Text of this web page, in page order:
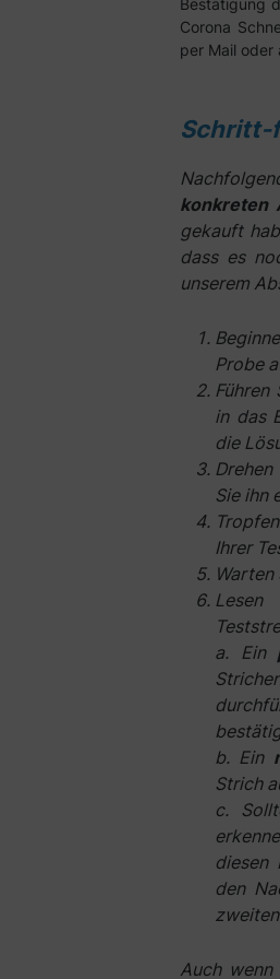
Bestätigung
Corona
per Mail oder
Schritt-
konkreten
gekauft
dass es
unserem
Probe
Führen
in das
die
Sie ihn
Ihrer
Warten
a. Ein
b. Ein
Strich
c.
diesen
den
Auch